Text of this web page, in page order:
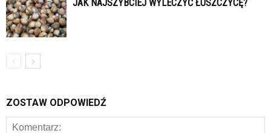
JAK NAJSZYBCIEJ WYLECZYĆ ŁUSZCZYCĘ?
ZOSTAW ODPOWIEDŹ